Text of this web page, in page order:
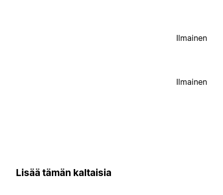
Ilmainen
Ilmainen
Lisää tämän kaltaisia